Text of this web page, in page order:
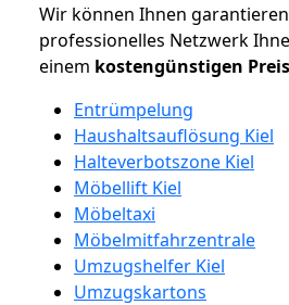
Wir können Ihnen
professionelles Netzwerk
einem kostengünstigen Preis
Entrümpelung
Haushaltsauflösung Kiel
Halteverbotszone Kiel
Möbellift Kiel
Möbeltaxi
Möbelmitfahrzentrale
Umzugshelfer Kiel
Umzugskartons